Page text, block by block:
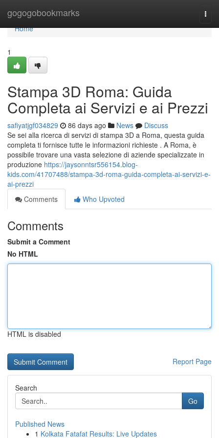
gogogobookmarks
Home
Home
1
Stampa 3D Roma: Guida
Completa ai Servizi e ai Prezzi
safiyatjgf034829 86 days ago News
Discuss
Se sei alla ricerca di servizi di stampa 3D a Roma, questa guida
completa ti fornisce tutte le informazioni richieste . A Roma, è
possibile trovare una vasta selezione di aziende specializzate in
produzione https://jaysonntsr556154.blog-
kids.com/41707488/stampa-3d-roma-guida-completa-ai-servizi-e-
ai-prezzi
Comments
Who Upvoted
Comments
Submit a Comment
No HTML
HTML is disabled
Report Page
Search
Go
Published News
1 Kolkata Fatafat Results: Live Updates